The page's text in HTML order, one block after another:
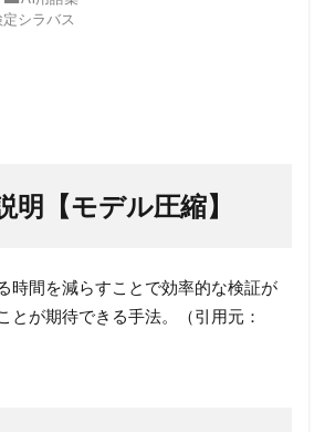
定シラバス
明【モデル圧縮】
時間を減らすことで効率的な検証が
とが期待できる手法。（引用元：